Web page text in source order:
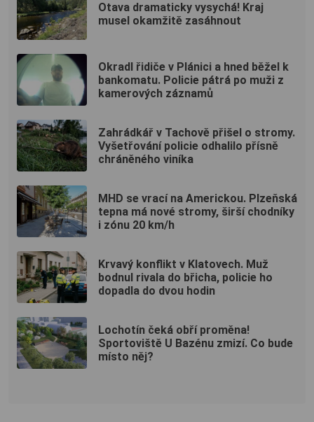
Otava dramaticky vysychá! Kraj
musel okamžitě zasáhnout
Okradl řidiče v Plánici a hned běžel k
bankomatu. Policie pátrá po muži z
kamerových záznamů
Zahrádkář v Tachově přišel o stromy.
Vyšetřování policie odhalilo přísně
chráněného viníka
MHD se vrací na Americkou. Plzeňská
tepna má nové stromy, širší chodníky
i zónu 20 km/h
Krvavý konflikt v Klatovech. Muž
bodnul rivala do břicha, policie ho
dopadla do dvou hodin
Lochotín čeká obří proměna!
Sportoviště U Bazénu zmizí. Co bude
místo něj?